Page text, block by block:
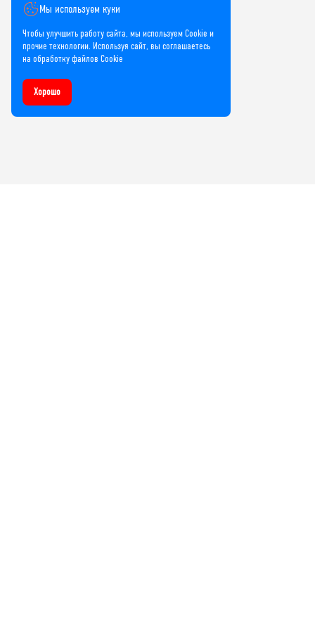
Мы используем куки
Чтобы улучшить работу сайта, мы используем Cookie и
прочие технологии. Используя сайт, вы соглашаетесь
на обработку файлов Cookie
Хорошо